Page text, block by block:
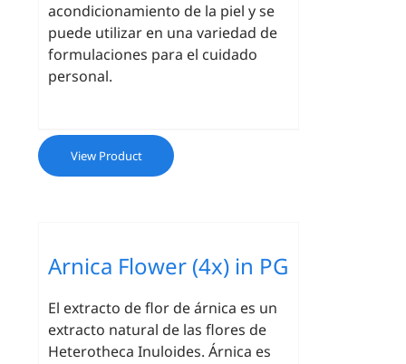
acondicionamiento de la piel y se
puede utilizar en una variedad de
formulaciones para el cuidado
personal.
View Product
Arnica Flower (4x) in PG
El extracto de flor de árnica es un
extracto natural de las flores de
Heterotheca Inuloides. Árnica es